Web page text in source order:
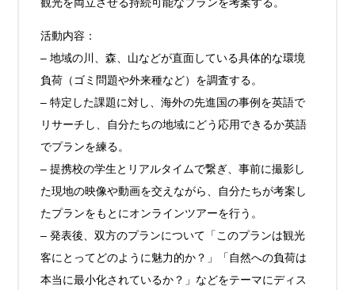
活動内容：
– 地域の川、森、山などが直面している具体的な環境
負荷（ゴミ問題や外来種など）を調査する。
– 特定した課題に対し、海外の先進国の事例を英語で
リサーチし、自分たちの地域にどう応用できるか英語
でプランを練る。
– 提携校の学生とリアルタイムで繋ぎ、事前に撮影し
た現地の映像や動画を交えながら、自分たちが考案し
たプランをもとにオンラインツアーを行う。
– 発表後、双方のプランについて「このプランは観光
客にとってどのように魅力的か？」「自然への負荷は
本当に最小化されているか？」などをテーマにディス